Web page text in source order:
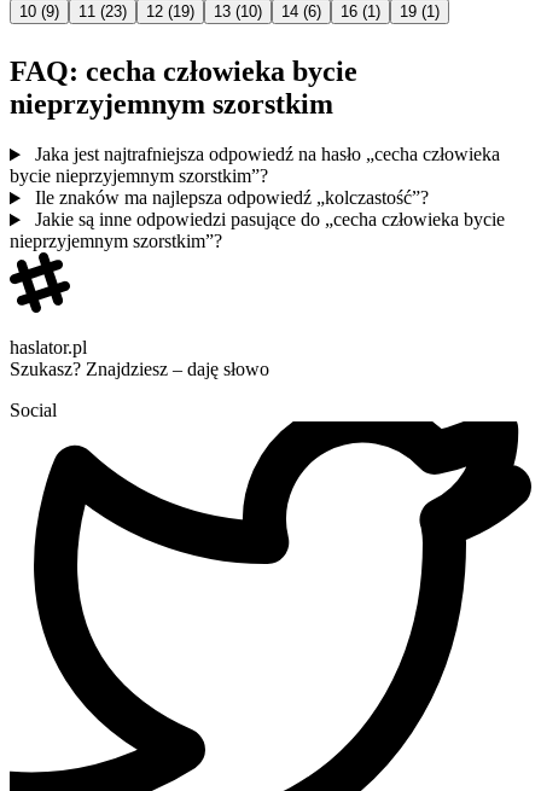
10 (9) 11 (23) 12 (19) 13 (10) 14 (6) 16 (1) 19 (1)
FAQ: cecha człowieka bycie
nieprzyjemnym szorstkim
Jaka jest najtrafniejsza odpowiedź na hasło „cecha człowieka
bycie nieprzyjemnym szorstkim”?
Ile znaków ma najlepsza odpowiedź „kolczastość”?
Jakie są inne odpowiedzi pasujące do „cecha człowieka bycie
nieprzyjemnym szorstkim”?
haslator.pl
Szukasz? Znajdziesz – daję słowo
Social